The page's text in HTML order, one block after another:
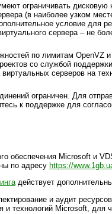
ограничивать
(в наиболее узком
условие для
сервера – не
по лимитам OpenVZ
со службой
серверов на
ограничен. Для
к поддержке для
обеспечения Microsoft и
по адресу https://
действует
и аудит
и технологий Microsoft, для